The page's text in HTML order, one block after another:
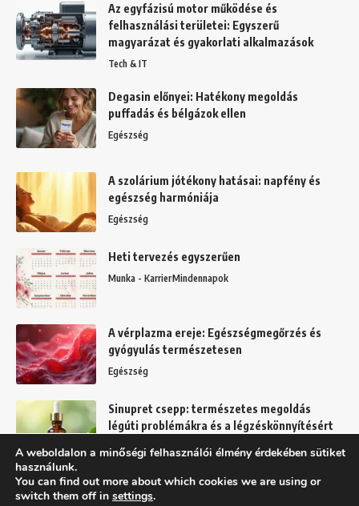
Az egyfázisú motor működése és
felhasználási területei: Egyszerű
magyarázat és gyakorlati alkalmazások
Tech & IT
Degasin előnyei: Hatékony megoldás
puffadás és bélgázok ellen
Egészség
A szolárium jótékony hatásai: napfény és
egészség harmóniája
Egészség
Heti tervezés egyszerűen
Munka - KarrierMindennapok
A vérplazma ereje: Egészségmegőrzés és
gyógyulás természetesen
Egészség
Sinupret csepp: természetes megoldás
légúti problémákra és a légzéskönnyítésért
Egészség
A weboldalon a minőségi felhasználói élmény érdekében sütiket
használunk.
You can find out more about which cookies we are using or
switch them off in settings.